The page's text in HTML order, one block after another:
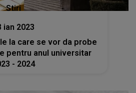
Stiri
ian 2023
la care se vor da probe
pentru anul universitar
- 2024